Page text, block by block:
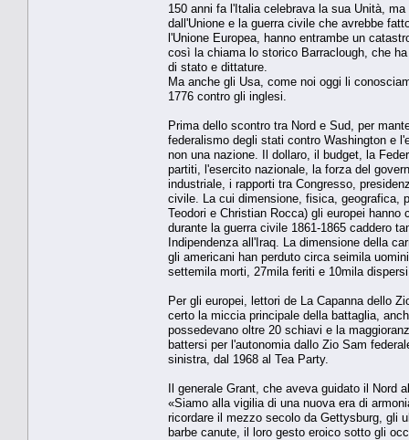
150 anni fa l'Italia celebrava la sua Unità,
dall'Unione e la guerra civile che avrebbe
l'Unione Europea, hanno entrambe un
così la chiama lo storico Barraclough, che
di stato e dittature.
Ma anche gli Usa, come noi oggi li
1776 contro gli inglesi.
Prima dello scontro tra Nord e Sud, per
federalismo degli stati contro Washington e
non una nazione. Il dollaro, il budget, la
partiti, l'esercito nazionale, la forza del
industriale, i rapporti tra Congresso,
civile. La cui dimensione, fisica, geografica,
Teodori e Christian Rocca) gli europei
durante la guerra civile 1861-1865 caddero
Indipendenza all'Iraq. La dimensione della
gli americani han perduto circa seimila
settemila morti, 27mila feriti e 10mila
Per gli europei, lettori de La Capanna dello
certo la miccia principale della battaglia,
possedevano oltre 20 schiavi e la
battersi per l'autonomia dallo Zio Sam
sinistra, dal 1968 al Tea Party.
Il generale Grant, che aveva guidato il Nord
«Siamo alla vigilia di una nuova era di
ricordare il mezzo secolo da Gettysburg, gli
barbe canute, il loro gesto eroico sotto gli